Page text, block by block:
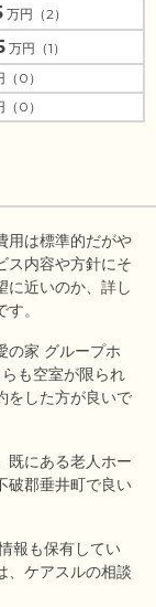
万円（2）
万円（1）
0）
0）
用は標準的だがや
ス内容や方針にそ
に近いのか、詳し
。
の家 グループホ
も空室が限られ
をした方が良いで
既にある老人ホー
破郡垂井町で良い
報も保有してい
、ケアスルの相談